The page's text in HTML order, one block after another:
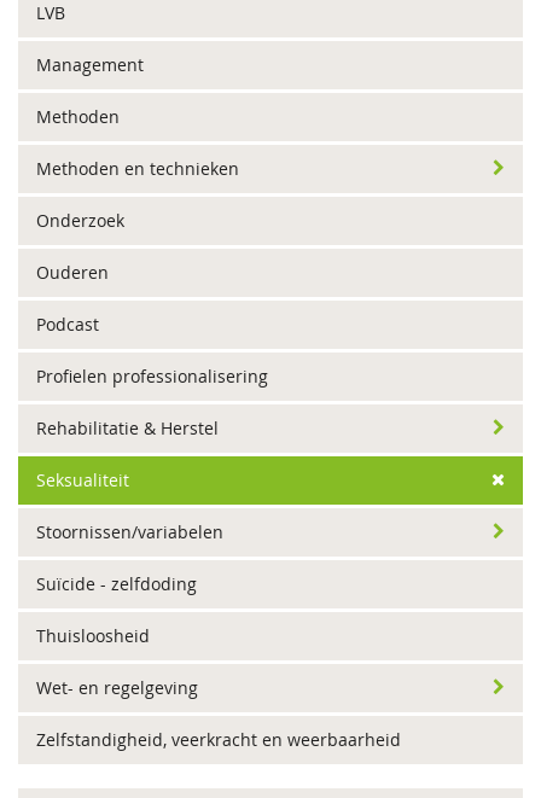
LVB
Management
Methoden
Methoden en technieken
Onderzoek
Ouderen
Podcast
Profielen professionalisering
Rehabilitatie & Herstel
Seksualiteit
Stoornissen/variabelen
Suïcide - zelfdoding
Thuisloosheid
Wet- en regelgeving
Zelfstandigheid, veerkracht en weerbaarheid